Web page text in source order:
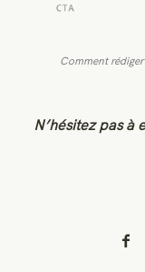
Comment
N’hésitez pas à